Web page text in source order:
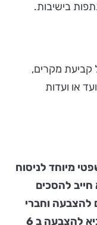
קביעת מקרים,
או ועדות
מיוחד לניסוח
להסכים
וחברי
הארגון יחליטו. עדיף היה כמובן להביא להצבעה ב 6